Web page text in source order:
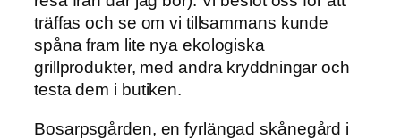
träffas och se om vi tillsammans kunde
spåna fram lite nya ekologiska
grillprodukter, med andra kryddningar och
testa dem i butiken.
Bosarpsgården, en fyrlängad skånegård i